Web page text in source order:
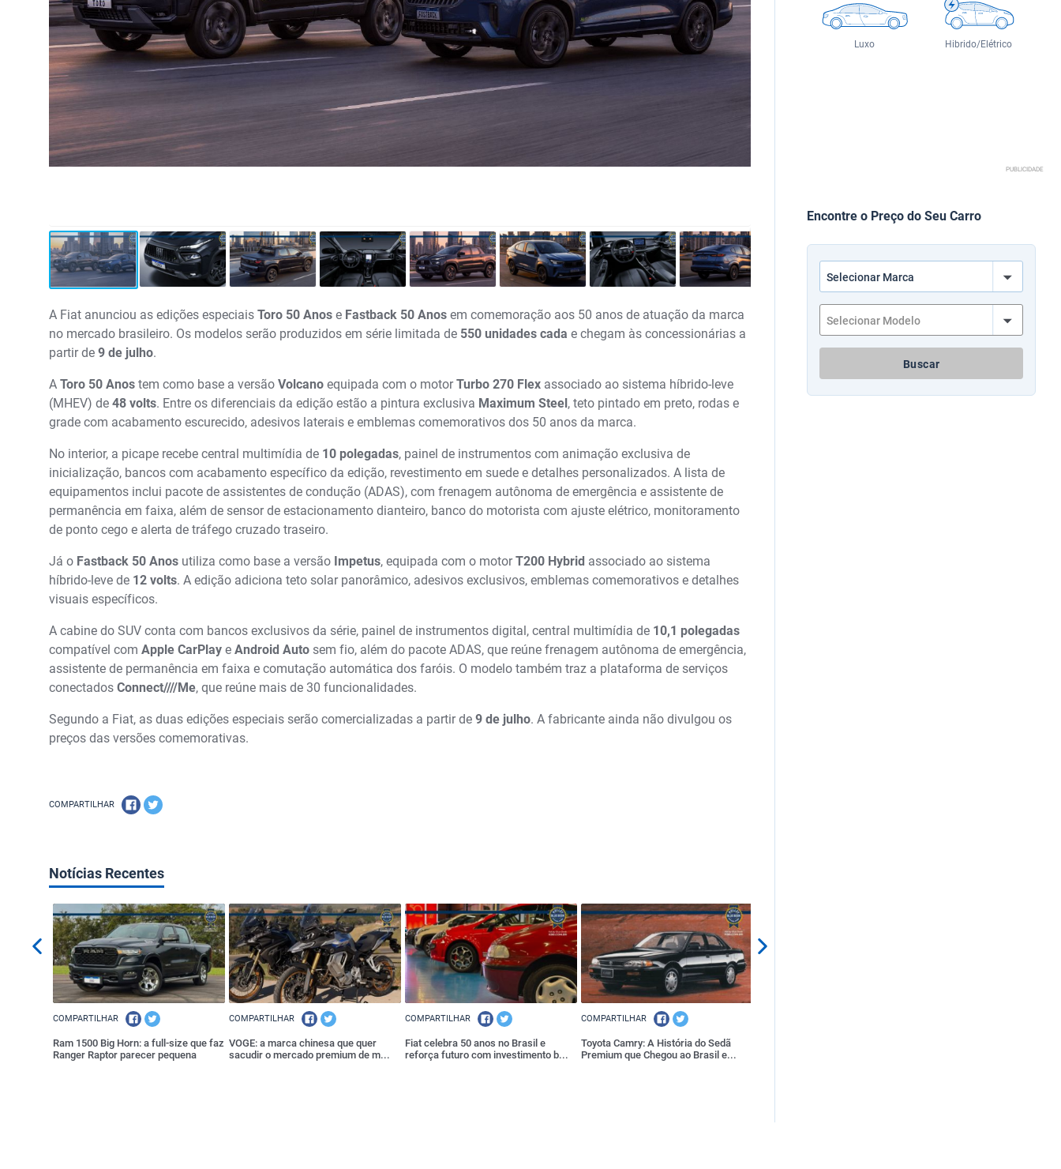
A Fiat anunciou as edições especiais Toro 50 Anos e Fastback 50 Anos em comemoração aos 50 anos de atuação da marca
no mercado brasileiro. Os modelos serão produzidos em série limitada de 550 unidades cada e chegam às concessionárias a
partir de 9 de julho.
A Toro 50 Anos tem como base a versão Volcano equipada com o motorTurbo 270 Flex associado ao sistema híbrido-leve
(MHEV) de 48 volts. Entre os diferenciais da edição estão a pintura exclusiva Maximum Steel, teto pintado em preto, rodas e
grade com acabamento escurecido, adesivos laterais e emblemas comemorativos dos 50 anos da marca.
No interior, a picape recebe central multimídia de 10 polegadas, painel de instrumentos com animação exclusiva de
inicialização, bancos com acabamento específico da edição, revestimento em suede e detalhes personalizados. A lista de
equipamentos inclui pacote de assistentes de condução (ADAS), com frenagem autônoma de emergência e assistente de
permanência em faixa, além de sensor de estacionamento dianteiro, banco do motorista com ajuste elétrico, monitoramento
de ponto cego e alerta de tráfego cruzado traseiro.
Já o Fastback 50 Anos utiliza como base a versão Impetus, equipada com o motorT200 Hybrid associado ao sistema
híbrido-leve de 12 volts. A edição adiciona teto solar panorâmico, adesivos exclusivos, emblemas comemorativos e detalhes
visuais específicos.
A cabine do SUV conta com bancos exclusivos da série, painel de instrumentos digital, central multimídia de 10,1 polegadas
compatível com Apple CarPlay e Android Auto sem fio, além do pacote ADAS, que reúne frenagem autônoma de emergência,
assistente de permanência em faixa e comutação automática dos faróis. O modelo também traz a plataforma de serviços
conectados Connect////Me, que reúne mais de 30 funcionalidades.
Segundo a Fiat, as duas edições especiais serão comercializadas a partir de 9 de julho. A fabricante ainda não divulgou os
preços das versões comemorativas.
COMPARTILHAR
Notícias Recentes
COMPARTILHAR
Ram 1500 Big Horn: a full-size que faz
Ranger Raptor parecer pequena
COMPARTILHAR
VOGE: a marca chinesa que quer
sacudir o mercado premium de m...
COMPARTILHAR
Fiat celebra 50 anos no Brasil e
reforça futuro com investimento b...
COMPARTILHAR
Toyota Camry: A História do Sedã
Premium que Chegou ao Brasil e...
Luxo Hibrido/Elétrico
PUBLICIDADE
Encontre o Preço do Seu Carro
Buscar